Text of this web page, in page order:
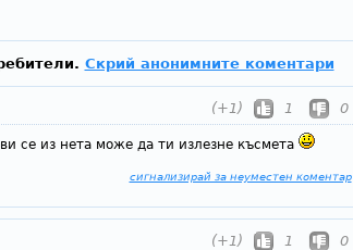
Скрий анонимните коментари
(+1) 1 0
се из нета може да ти излезне късмета
сигнализирай за неуместен коментар
(+1) 1 0